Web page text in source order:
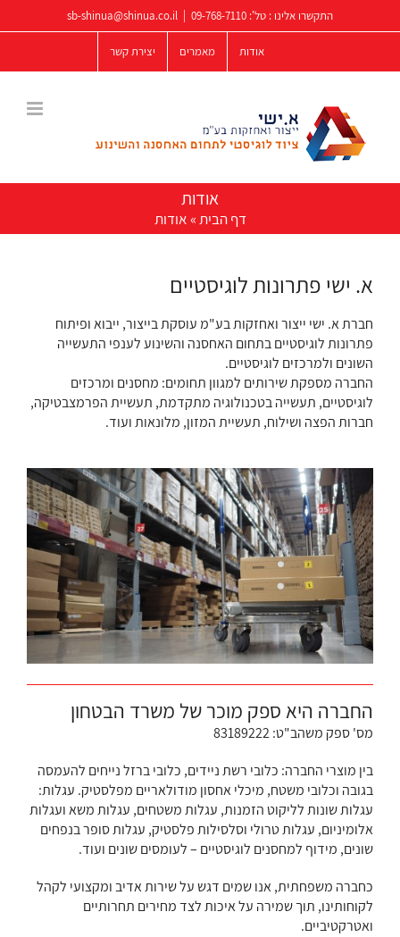
לתוכן
התקשרו אלינו : טל': 09-768-7110
sb-shinua@shinua.co.il
אודות מאמרים יצירת קשר
אודות
דף הבית»אודות
א. ישי פתרונות לוגיסטיים
חברת א. ישי ייצור ואחזקות בע"מ עוסקת בייצור, ייבוא ופיתוח
פתרונות לוגיסטיים בתחום האחסנה והשינוע לענפי התעשייה
השונים ולמרכזים לוגיסטיים.
החברה מספקת שירותים למגוון תחומים: מחסנים ומרכזים
לוגיסטיים, תעשייה בטכנולוגיה מתקדמת, תעשיית הפרמצבטיקה,
חברות הפצה ושילוח, תעשיית המזון, מלונאות ועוד.
החברה היא ספק מוכר של משרד הבטחון
מס' ספק משהב"ט: 83189222
בין מוצרי החברה: כלובי רשת ניידים, כלובי ברזל נייחים להעמסה
בגובה וכלובי משטח, מיכלי אחסון מודולאריים מפלסטיק. עגלות:
עגלות שונות לליקוט הזמנות, עגלות משטחים, עגלות משא ועגלות
אלומיניום, עגלות טרולי וסלסילות פלסטיק, עגלות סופר בנפחים
שונים, מידוף למחסנים לוגיסטיים – לעומסים שונים ועוד.
כחברה משפחתית, אנו שמים דגש על שירות אדיב ומקצועי לקהל
לקוחותינו, תוך שמירה על איכות לצד מחירים תחרותיים
ואטרקטיביים.